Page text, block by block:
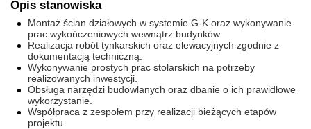
Opis stanowiska
Montaż ścian działowych w systemie G-K oraz wykonywanie
prac wykończeniowych wewnątrz budynków.
Realizacja robót tynkarskich oraz elewacyjnych zgodnie z
dokumentacją techniczną.
Wykonywanie prostych prac stolarskich na potrzeby
realizowanych inwestycji.
Obsługa narzędzi budowlanych oraz dbanie o ich prawidłowe
wykorzystanie.
Współpraca z zespołem przy realizacji bieżących etapów
projektu.